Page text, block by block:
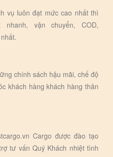
vụ luôn đạt mức cao nhất thì
vận chuyển, COD,
chính sách hậu mãi, chế độ
khách hàng khách hàng thân
Cargo được đào tạo
tư vấn Quý Khách nhiệt tình